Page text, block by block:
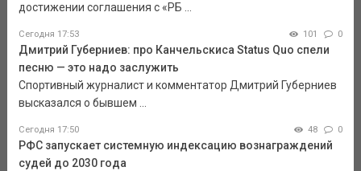
достижении соглашения с «РБ ...
Сегодня 17:53 101 0
Дмитрий Губерниев: про Канчельскиса Status Quo спели
песню — это надо заслужить
Спортивный журналист и комментатор Дмитрий Губерниев
высказался о бывшем ...
Сегодня 17:50 48 0
РФС запускает системную индексацию вознаграждений
судей до 2030 года